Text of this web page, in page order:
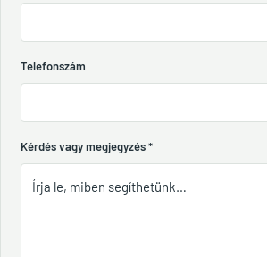
Telefonszám
Kérdés vagy megjegyzés*